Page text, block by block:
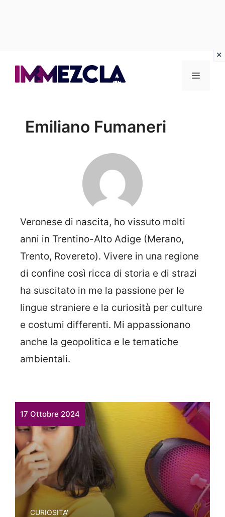
Menu
Emiliano Fumaneri
Veronese di nascita, ho vissuto molti
anni in Trentino-Alto Adige (Merano,
Trento, Rovereto). Vivere in una regione
di confine così ricca di storia e di strazi
ha suscitato in me la passione per le
lingue straniere e la curiosità per culture
e costumi differenti. Mi appassionano
anche la geopolitica e le tematiche
ambientali.
17 Ottobre 2024
CURIOSITA'